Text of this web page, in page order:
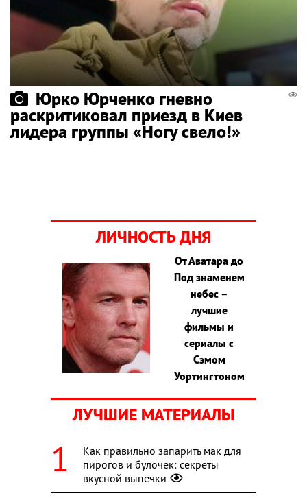
Юрко Юрченко гневно
раскритиковал приезд в Киев
лидера группы «Ногу свело!»
ЛИЧНОСТЬ ДНЯ
От Аватара до
Под знаменем
небес –
лучшие
фильмы и
сериалы с
Сэмом
Уортингтоном
ЛУЧШИЕ МАТЕРИАЛЫ
Как правильно запарить мак для
пирогов и булочек: секреты
вкусной выпечки